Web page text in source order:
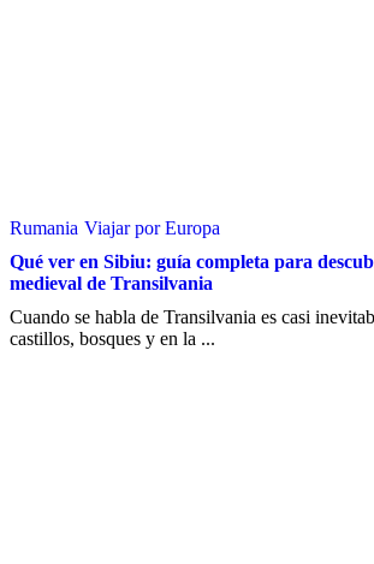
Rumania Viajar por Europa
Qué ver en Sibiu: guía completa para
medieval de Transilvania
Cuando se habla de Transilvania es casi
castillos, bosques y en la ...